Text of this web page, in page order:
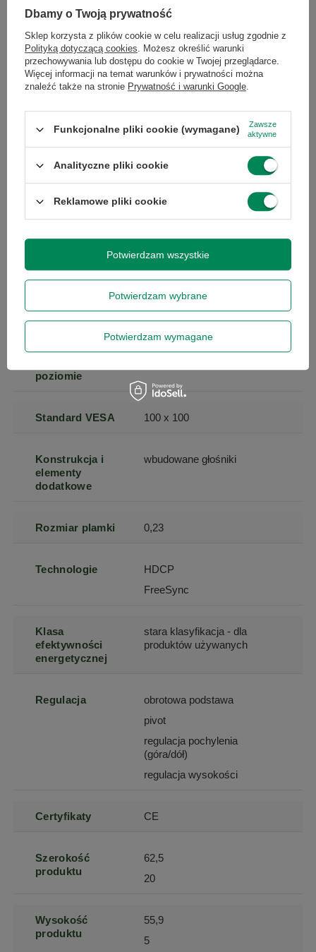
3,5 mm)
Stan Używany
Kontrast
statyczny (x:1)
1000
Kontrast
100000000
pionie
poziomie
Standard VESA 100 x 100
Konstrukcja i
elementy
dodatkowe
wbudowane głośniki
Rozmiar plamki 0,23
Technologie
HDCP
FreeSync
Klasa
efektywności
energetycznej
stara klasyfikacja - dla
produktów używanych
Regulacja
obrotowa podstawa
pivot
regulacja pochylenia
(góra/dół)
regulacja wysokości
Certyfikaty CE
Szerokość
produktu
62,5
20
Wysokość
produktu
55,9
5
Dbamy o Twoją prywatność
Sklep korzysta z plików cookie w celu realizacji usług zgodnie z
Polityką dotyczącą cookies. Możesz określić warunki
przechowywania lub dostępu do cookie w Twojej przeglądarce.
Więcej informacji na temat warunków i prywatności można
znaleźć także na stronie Prywatność i warunki Google.
Funkcjonalne pliki cookie (wymagane)
Zawsze
aktywne
Analityczne pliki cookie
Reklamowe pliki cookie
Potwierdzam wybrane
Potwierdzam wymagane
Potwierdzam wszystkie